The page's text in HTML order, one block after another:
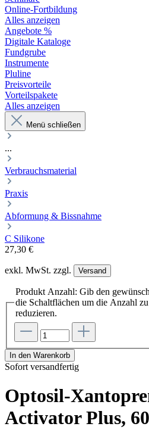
Online-Fortbildung
Alles anzeigen
Angebote %
Digitale Kataloge
Fundgrube
Instrumente
Pluline
Preisvorteile
Vorteilspakete
Alles anzeigen
Menü schließen
...
Verbrauchsmaterial
Praxis
Abformung & Bissnahme
C Silikone
27,30 €
exkl. MwSt. zzgl. Versand
Produkt Anzahl: Gib den
die Schaltflächen um die Anzahl
reduzieren.
In den Warenkorb
Sofort versandfertig
Optosil-
Activator Plus,